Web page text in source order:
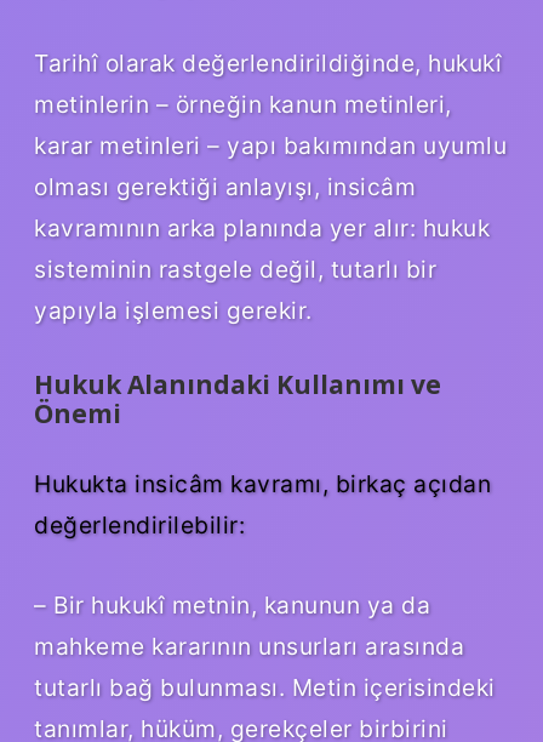
Tarihî olarak değerlendirildiğinde, hukukî
metinlerin – örneğin kanun metinleri,
karar metinleri – yapı bakımından uyumlu
olması gerektiği anlayışı, insicâm
kavramının arka planında yer alır: hukuk
sisteminin rastgele değil, tutarlı bir
yapıyla işlemesi gerekir.
Hukuk Alanındaki Kullanımı ve
Önemi
Hukukta insicâm kavramı, birkaç açıdan
değerlendirilebilir:
– Bir hukukî metnin, kanunun ya da
mahkeme kararının unsurları arasında
tutarlı bağ bulunması. Metin içerisindeki
tanımlar, hüküm, gerekçeler birbirini